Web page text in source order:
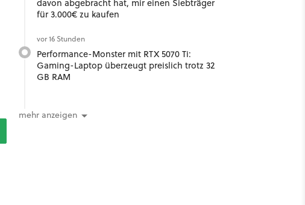
davon abgebracht hat, mir einen Siebträger
für 3.000€ zu kaufen
vor 16 Stunden
Performance-Monster mit RTX 5070 Ti:
Gaming-Laptop überzeugt preislich trotz 32
GB RAM
mehr anzeigen